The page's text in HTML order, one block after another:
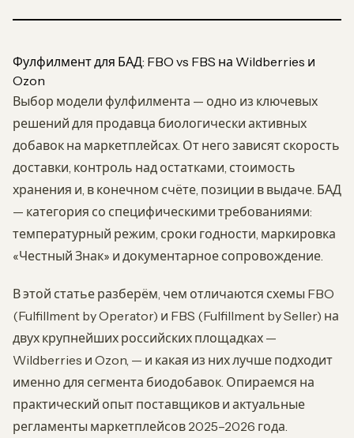
Фулфилмент для БАД: FBO vs FBS на Wildberries и
Ozon
Выбор модели фулфилмента — одно из ключевых
решений для продавца биологически активных
добавок на маркетплейсах. От него зависят скорость
доставки, контроль над остатками, стоимость
хранения и, в конечном счёте, позиции в выдаче. БАД
— категория со специфическими требованиями:
температурный режим, сроки годности, маркировка
«Честный Знак» и документарное сопровождение.
В этой статье разберём, чем отличаются схемы FBO
(Fulfillment by Operator) и FBS (Fulfillment by Seller) на
двух крупнейших российских площадках —
Wildberries и Ozon, — и какая из них лучше подходит
именно для сегмента биодобавок. Опираемся на
практический опыт поставщиков и актуальные
регламенты маркетплейсов 2025–2026 года.